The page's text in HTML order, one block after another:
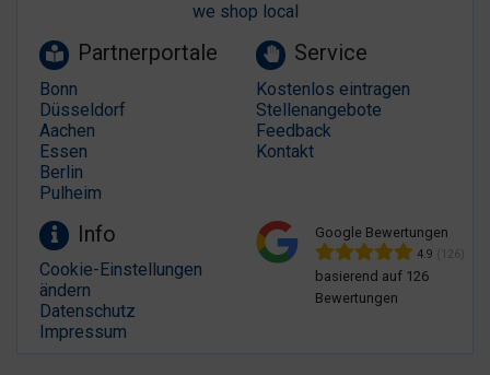
we shop local
Partnerportale
Bonn
Düsseldorf
Aachen
Essen
Berlin
Pulheim
Service
Kostenlos eintragen
Stellenangebote
Feedback
Kontakt
Info
Cookie-Einstellungen
ändern
Datenschutz
Impressum
Google Bewertungen
4.9 (126)
basierend auf 126
Bewertungen